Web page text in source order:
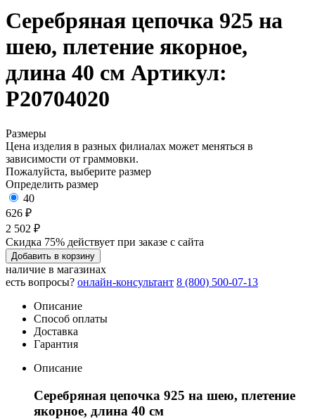
Серебряная цепочка 925 на
шею, плетение якорное,
длина 40 см Артикул:
Р20704020
Размеры
Цена изделия в разных филиалах может меняться в
зависимости от граммовки.
Пожалуйста, выберите размер
Определить размер
40
626 ₽
2 502 ₽
Скидка 75% действует при заказе с сайта
Добавить в корзину
наличие в магазинах
есть вопросы? онлайн-консультант 8 (800) 500-07-13
Описание
Способ оплаты
Доставка
Гарантия
Описание
Серебряная цепочка 925 на шею, плетение
якорное, длина 40 см